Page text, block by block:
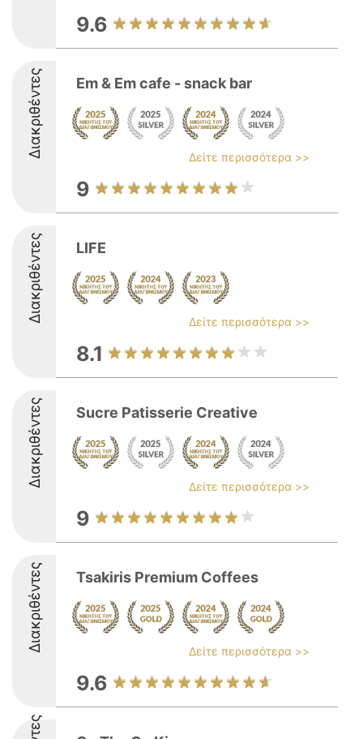
9.6
Διακριθέντες Em & Em cafe - snack bar
Δείτε περισσότερα >>
9
Διακριθέντες LIFE
Δείτε περισσότερα >>
8.1
Διακριθέντες Sucre Patisserie Creative
Δείτε περισσότερα >>
9
Διακριθέντες Tsakiris Premium Coffees
Δείτε περισσότερα >>
9.6